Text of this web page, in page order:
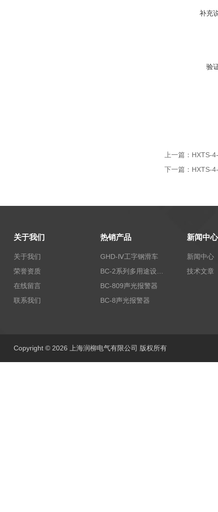
补充
验
上一篇： HXTS-
下一篇： HXTS-
关于我们
关于我们
荣誉资质
在线留言
联系我们
热销产品
GHD-Ⅳ工字钢滑车
BC-809声光报警器
BC-8声光报警器
新闻中心
新闻中心
技术文章
Copyright © 2026 上海润柳电气有限公司 版权所有